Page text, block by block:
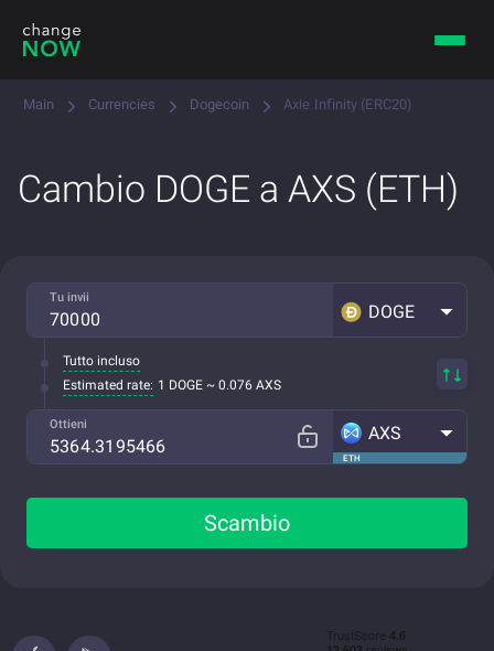
Main Currencies Dogecoin Axie Infinity (ERC20)
Cambio DOGE a AXS (ETH)
Tu invii
DOGE
Tutto incluso
Estimated rate: 1 DOGE ~ 0.076 AXS
Ottieni
ETH
AXS
Scambio